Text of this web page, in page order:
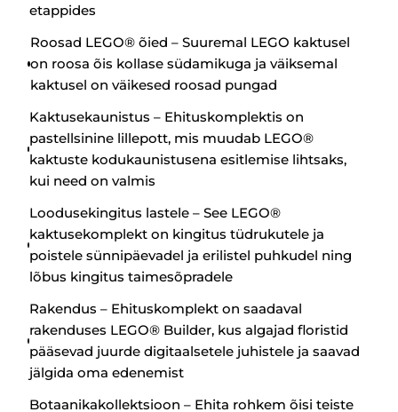
etappides
Roosad LEGO® õied – Suuremal LEGO kaktusel
on roosa õis kollase südamikuga ja väiksemal
kaktusel on väikesed roosad pungad
Kaktusekaunistus – Ehituskomplektis on
pastellsinine lillepott, mis muudab LEGO®
kaktuste kodukaunistusena esitlemise lihtsaks,
kui need on valmis
Loodusekingitus lastele – See LEGO®
kaktusekomplekt on kingitus tüdrukutele ja
poistele sünnipäevadel ja erilistel puhkudel ning
lõbus kingitus taimesõpradele
Rakendus – Ehituskomplekt on saadaval
rakenduses LEGO® Builder, kus algajad floristid
pääsevad juurde digitaalsetele juhistele ja saavad
jälgida oma edenemist
Botaanikakollektsioon – Ehita rohkem õisi teiste